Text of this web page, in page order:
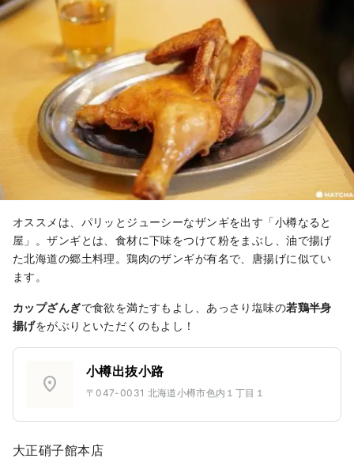
オススメは、パリッとジューシーなザンギを出す「小樽なると
屋」。ザンギとは、食材に下味をつけて粉をまぶし、油で揚げ
た北海道の郷土料理。鶏肉のザンギが有名で、唐揚げに似てい
ます。
カップざんぎで食欲を満たすもよし、あっさり塩味の若鶏半身
揚げをがぶりといただくのもよし！
location_on
小樽出抜小路
〒047-0031 北海道小樽市色内１丁目１
大正硝子館本店